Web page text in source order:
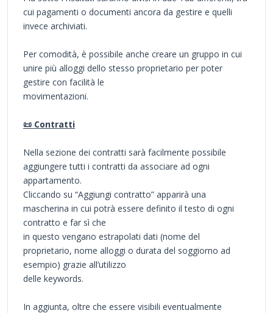
cui pagamenti o documenti ancora da gestire e quelli
invece archiviati.
Per comodità, è possibile anche creare un gruppo in cui
unire più alloggi dello stesso proprietario per poter
gestire con facilità le
movimentazioni.
📜 Contratti
Nella sezione dei contratti sarà facilmente possibile
aggiungere tutti i contratti da associare ad ogni
appartamento.
Cliccando su “Aggiungi contratto” apparirà una
mascherina in cui potrà essere definito il testo di ogni
contratto e far sì che
in questo vengano estrapolati dati (nome del
proprietario, nome alloggi o durata del soggiorno ad
esempio) grazie all’utilizzo
delle keywords.
In aggiunta, oltre che essere visibili eventualmente